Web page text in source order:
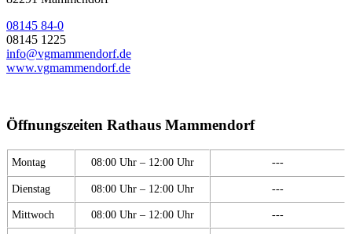
08145 84-0
08145 1225
info@vgmammendorf.de
www.vgmammendorf.de
Öffnungszeiten Rathaus Mammendorf
Montag 08:00 Uhr – 12:00 Uhr ---
Dienstag 08:00 Uhr – 12:00 Uhr ---
Mittwoch 08:00 Uhr – 12:00 Uhr ---